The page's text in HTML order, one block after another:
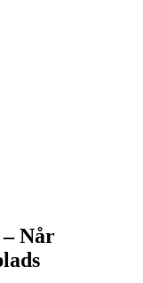
Når